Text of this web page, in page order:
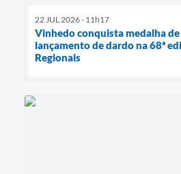
22 JUL 2026 - 11h17
Vinhedo conquista medalha
lançamento de dardo na 68ª
Regionais